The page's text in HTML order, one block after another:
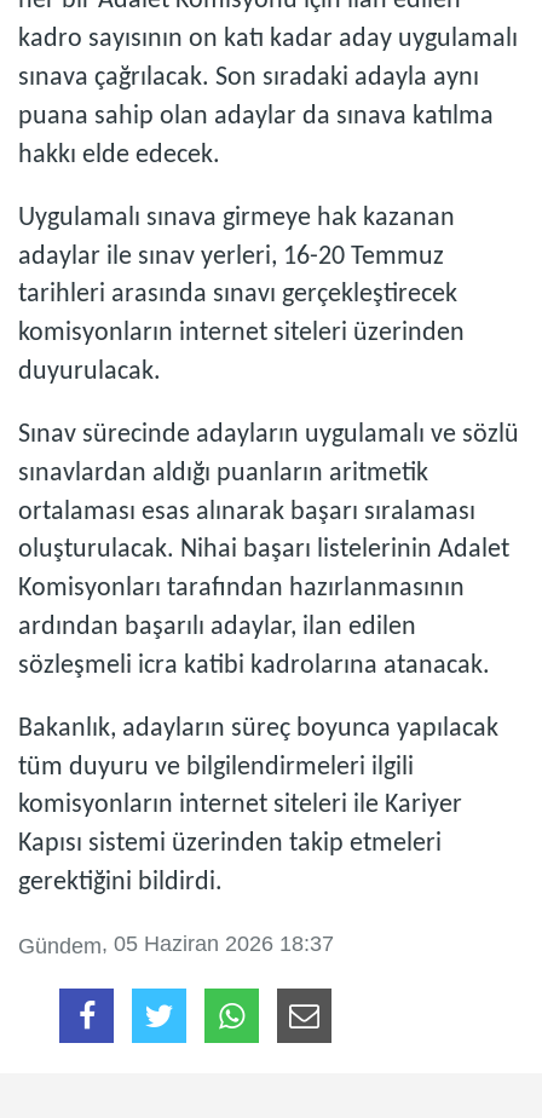
kadro sayısının on katı kadar aday uygulamalı
sınava çağrılacak. Son sıradaki adayla aynı
puana sahip olan adaylar da sınava katılma
hakkı elde edecek.
Uygulamalı sınava girmeye hak kazanan
adaylar ile sınav yerleri, 16-20 Temmuz
tarihleri arasında sınavı gerçekleştirecek
komisyonların internet siteleri üzerinden
duyurulacak.
Sınav sürecinde adayların uygulamalı ve sözlü
sınavlardan aldığı puanların aritmetik
ortalaması esas alınarak başarı sıralaması
oluşturulacak. Nihai başarı listelerinin Adalet
Komisyonları tarafından hazırlanmasının
ardından başarılı adaylar, ilan edilen
sözleşmeli icra katibi kadrolarına atanacak.
Bakanlık, adayların süreç boyunca yapılacak
tüm duyuru ve bilgilendirmeleri ilgili
komisyonların internet siteleri ile Kariyer
Kapısı sistemi üzerinden takip etmeleri
gerektiğini bildirdi.
Gündem, 05 Haziran 2026 18:37